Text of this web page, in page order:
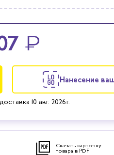
₽
10 авг. 2026 г.
Нанесение
Скачать карточку
товара в PDF